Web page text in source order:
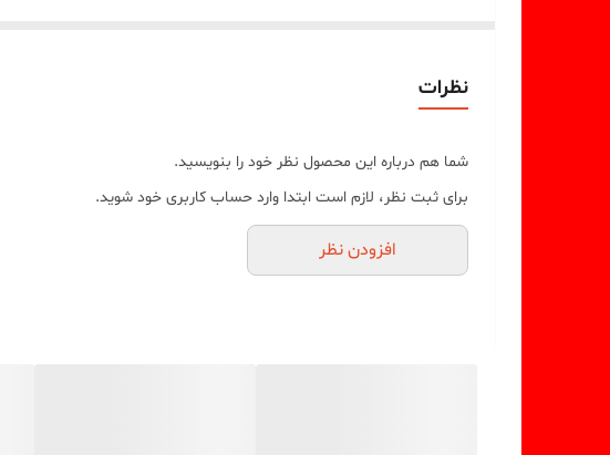
نظرات
شما هم درباره این محصول نظر خود را بنویسید.
برای ثبت نظر، لازم است ابتدا وارد حساب کاربری خود شوید.
افزودن نظر